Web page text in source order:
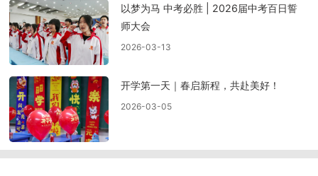
以梦为马 中考必胜 | 2026届中考百日誓
师大会
2026-03-13
开学第一天｜春启新程，共赴美好！
2026-03-05